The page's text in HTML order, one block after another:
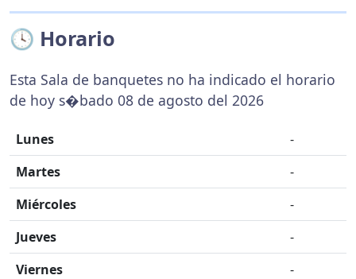
🕓 Horario
Esta Sala de banquetes no ha indicado el horario
de hoy s�bado 08 de agosto del 2026
Lunes
-
Martes
-
Miércoles
-
Jueves
-
Viernes
-